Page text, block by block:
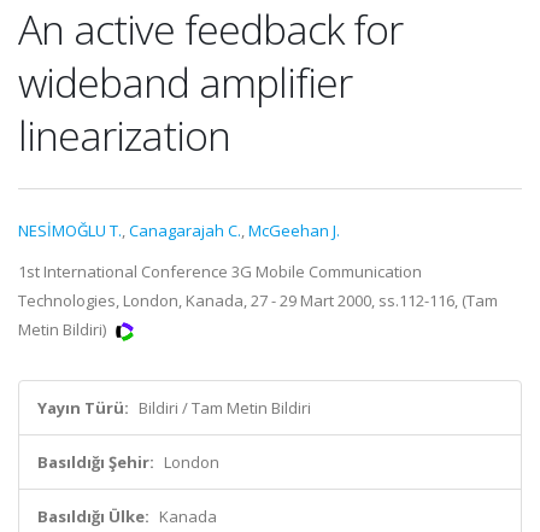
An active feedback for
wideband amplifier
linearization
NESİMOĞLU T.,Canagarajah C.,McGeehan J.
1st International Conference 3G Mobile Communication
Technologies, London, Kanada, 27 - 29 Mart 2000, ss.112-116, (Tam
Metin Bildiri)
Yayın Türü: Bildiri / Tam Metin Bildiri
Basıldığı Şehir: London
Basıldığı Ülke: Kanada